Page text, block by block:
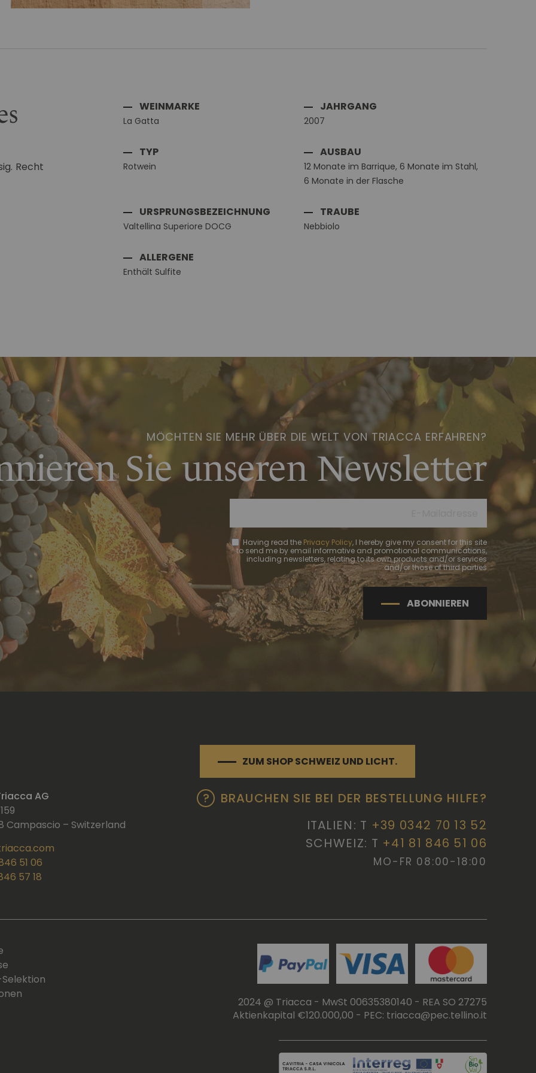
Recht
WEINMARKE
La Gatta
JAHRGANG
2007
TYP
Rotwein
AUSBAU
12 Monate im Barrique, 6 Monate im Stahl,
6 Monate in der Flasche
URSPRUNGSBEZEICHNUNG
Valtellina Superiore DOCG
TRAUBE
Nebbiolo
ALLERGENE
Enthält Sulfite
MÖCHTEN SIE MEHR ÜBER DIE WELT VON TRIACCA ERFAHREN?
Sie unseren Newsletter
Having read the Privacy Policy, I hereby give my consent for this site
to send me by email informative and promotional communications,
including newsletters, relating to its own products and/or services
and/or those of third parties
ABONNIEREN
ZUM SHOP SCHWEIZ UND LICHT.
AG
Campascio – Switzerland
51 06
57 18
BRAUCHEN SIE BEI DER BESTELLUNG HILFE?
ITALIEN: T +39 0342 70 13 52
SCHWEIZ: T +41 81 846 51 06
MO-FR 08:00-18:00
2024 @ Triacca - MwSt 00635380140 - REA SO 27275
Aktienkapital €120.000,00 - PEC: triacca@pec.tellino.it